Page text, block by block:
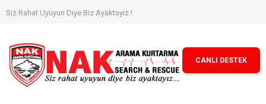
Siz Rahat Uyuyun Diye Biz Ayaktayız !
CANLI DESTEK